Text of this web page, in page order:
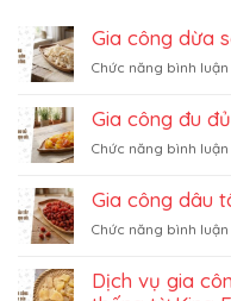
Gia công dừa
Chức năng bình
Gia công đu
Chức năng bình
Gia công dâu
Chức năng bình
Dịch vụ gia